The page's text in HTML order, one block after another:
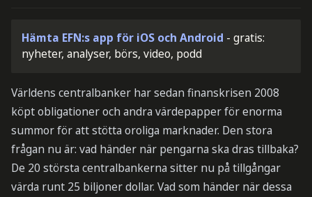
Hämta EFN:s app för iOS och Android - gratis:
nyheter, analyser, börs, video, podd
Världens centralbanker har sedan finanskrisen 2008
köpt obligationer och andra värdepapper för enorma
summor för att stötta oroliga marknader. Den stora
frågan nu är: vad händer när pengarna ska dras tillbaka?
De 20 största centralbankerna sitter nu på tillgångar
värda runt 25 biljoner dollar. Vad som händer när dessa